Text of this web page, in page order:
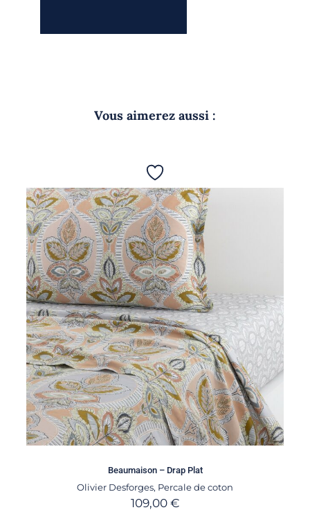
Vous aimerez aussi :
Beaumaison – Drap Plat
Olivier Desforges, Percale de coton
109,00 €